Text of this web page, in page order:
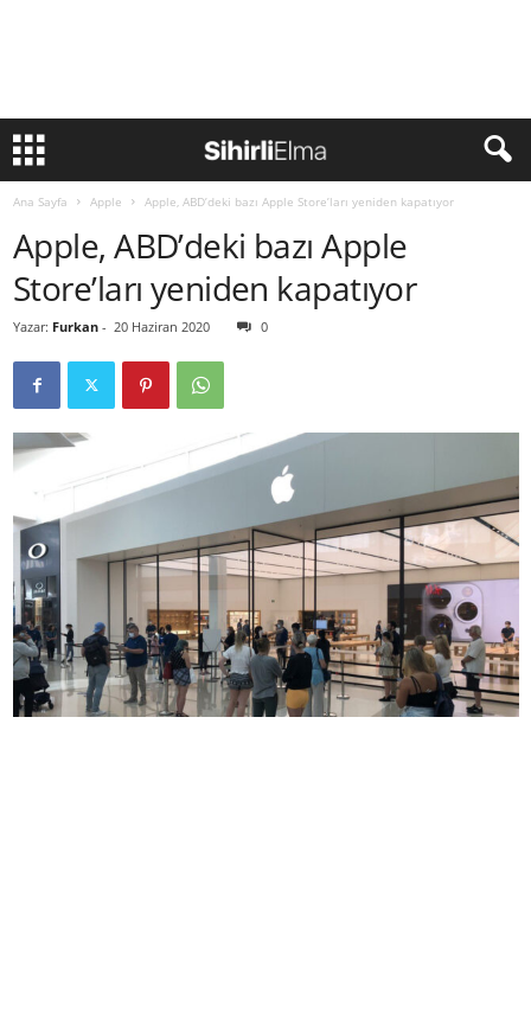
Ana Sayfa Apple Apple, ABD’deki bazı Apple Store’ları yeniden kapatıyor
Apple, ABD’deki bazı Apple
Store’ları yeniden kapatıyor
Yazar: Furkan - 20 Haziran 2020 0